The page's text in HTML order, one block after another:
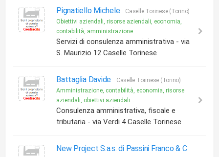
Pignatiello Michele
Caselle Torinese (Torino)
Obiettivi aziendali, risorse aziendali, economia,
contabilità, amministrazione...
Servizi di consulenza amministrativa - via
S. Maurizio 12 Caselle Torinese
Battaglia Davide
Caselle Torinese (Torino)
Amministrazione, contabilità, economia, risorse
aziendali, obiettivi aziendali...
Consulenza amministrativa, fiscale e
tributaria - via Verdi 4 Caselle Torinese
New Project S.a.s. di Passini Franco & C